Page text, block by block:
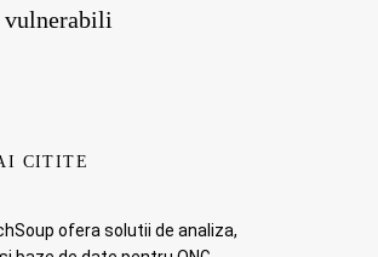
CITITE
ofera solutii de analiza,